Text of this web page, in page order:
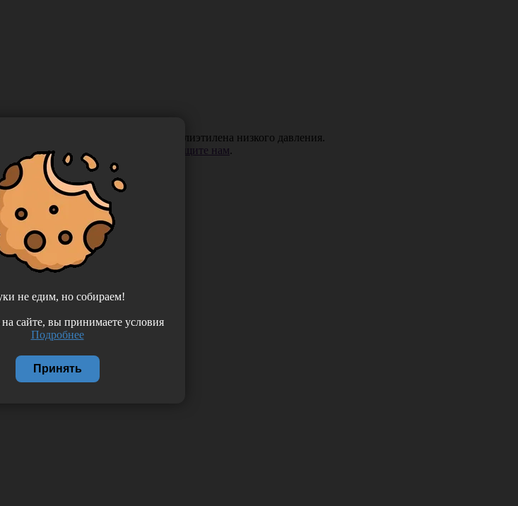
от рулона. Изготавливаются из полиэтилена низкого давления.
заметили такую проблему —
сообщите нам.
не едим, но собираем!
на сайте, вы принимаете условия
Подробнее
Принять